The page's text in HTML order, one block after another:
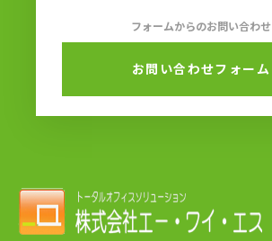
フォームからのお問い合わせ
お問い合わせフォーム